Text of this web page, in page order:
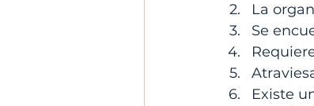
La
Se
Existe